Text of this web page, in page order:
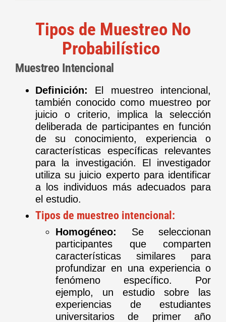
Tipos de Muestreo No
Probabilístico
Muestreo Intencional
Definición: El muestreo intencional,
también conocido como muestreo por
juicio o criterio, implica la selección
deliberada de participantes en función
de su conocimiento, experiencia o
características específicas relevantes
para la investigación. El investigador
utiliza su juicio experto para identificar
a los individuos más adecuados para
el estudio.
Tipos de muestreo intencional:
Homogéneo: Se seleccionan
participantes que comparten
características similares para
profundizar en una experiencia o
fenómeno específico. Por
ejemplo, un estudio sobre las
experiencias de estudiantes
universitarios de primer año